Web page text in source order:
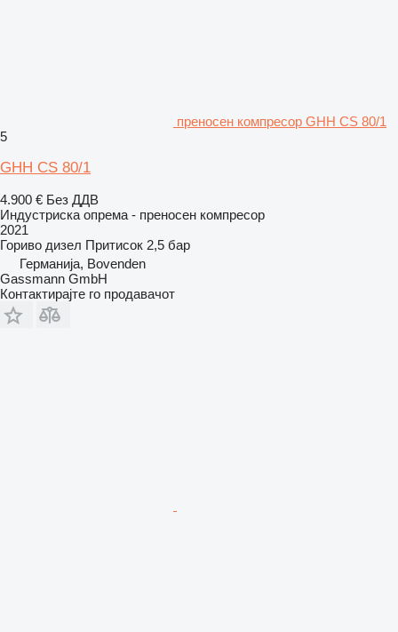
преносен компресор GHH CS 80/1
5
GHH CS 80/1
4.900 € Без ДДВ
Индустриска опрема - преносен компресор
2021
Гориво дизел Притисок 2,5 бар
Германија, Bovenden
Gassmann GmbH
Контактирајте го продавачот